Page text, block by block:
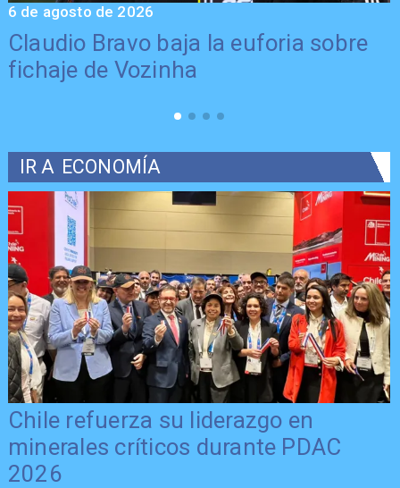
Claudio Bravo baja la euforia sobre
fichaje de Vozinha
6 de agosto de 2026
IR A ECONOMÍA
Chile refuerza su liderazgo en
minerales críticos durante PDAC
2026